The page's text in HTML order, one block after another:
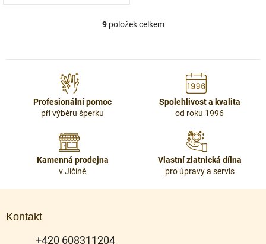
O
á
ý
9položek celkem
Profesionální pomoc
při výběru šperku
Spolehlivost a kvalita
od roku 1996
Kamenná prodejna
v Jičíně
Vlastní zlatnická dílna
pro úpravy a servis
Kontakt
+420 608311204